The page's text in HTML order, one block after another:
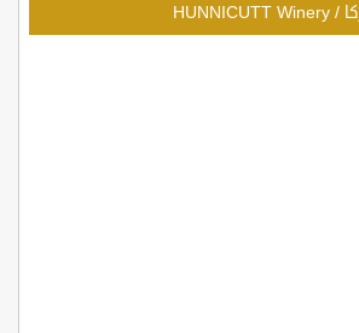
/
HUNNICUTT Winery